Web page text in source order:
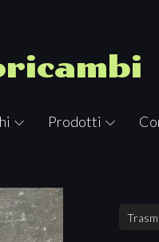
Prodotti